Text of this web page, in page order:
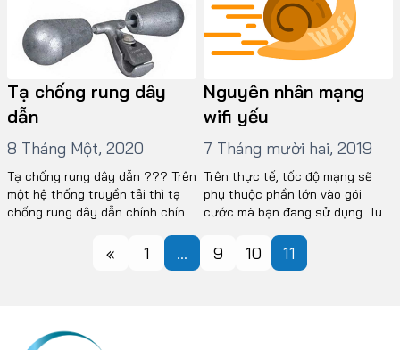
Tạ chống rung dây
dẫn
8 Tháng Một, 2020
Tạ chống rung dây dẫn ??? Trên
một hệ thống truyền tải thì tạ
chống rung dây dẫn chính chính
dẫn như cáp quang ADSS; cáp
Nguyên nhân mạng
wifi yếu
7 Tháng mười hai, 2019
Trên thực tế, tốc độ mạng sẽ
phụ thuộc phần lớn vào gói
cước mà bạn đang sử dụng. Tuy
làm tốc độ mạng wifi yếu, chậm
sau thời gian dài sử dụng. Bạn
« 1 … 9 10 11